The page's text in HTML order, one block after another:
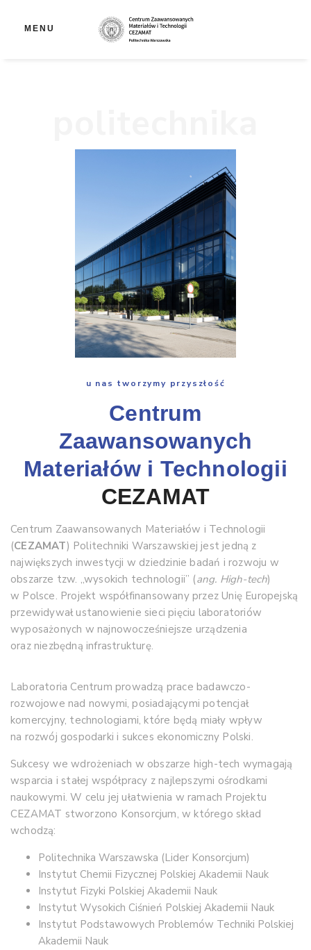
MENU
u nas tworzymy przyszłość
Centrum
Zaawansowanych
Materiałów i Technologii
CEZAMAT
Centrum Zaawansowanych Materiałów i Technologii
(CEZAMAT) Politechniki Warszawskiej jest jedną z
największych inwestycji w dziedzinie badań i rozwoju w
obszarze tzw. „wysokich technologii” (ang. High-tech)
w Polsce. Projekt współfinansowany przez Unię Europejską
przewidywał ustanowienie sieci pięciu laboratoriów
wyposażonych w najnowocześniejsze urządzenia
oraz niezbędną infrastrukturę.
Laboratoria Centrum prowadzą prace badawczo-
rozwojowe nad nowymi, posiadającymi potencjał
komercyjny, technologiami, które będą miały wpływ
na rozwój gospodarki i sukces ekonomiczny Polski.
Sukcesy we wdrożeniach w obszarze high-tech wymagają
wsparcia i stałej współpracy z najlepszymi ośrodkami
naukowymi. W celu jej ułatwienia w ramach Projektu
CEZAMAT stworzono Konsorcjum, w którego skład
wchodzą:
Politechnika Warszawska (Lider Konsorcjum)
Instytut Chemii Fizycznej Polskiej Akademii Nauk
Instytut Fizyki Polskiej Akademii Nauk
Instytut Wysokich Ciśnień Polskiej Akademii Nauk
Instytut Podstawowych Problemów Techniki Polskiej
Akademii Nauk